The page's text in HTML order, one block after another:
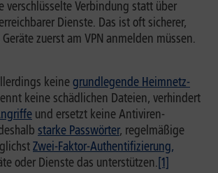
verschlüsselte Verbindung statt über
Dienste. Das ist oft sicherer,
zuerst am VPN anmelden müssen.
keinegrundlegende Heimnetz-
keine schädlichen Dateien, verhindert
und ersetzt keine Antiviren-
starke Passwörter, regelmäßige
Zwei-Faktor-Authentifizierung,
oder Dienste das unterstützen.[1]